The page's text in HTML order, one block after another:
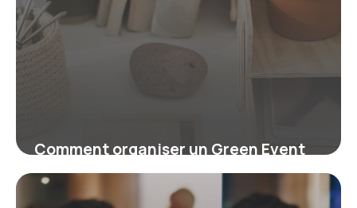
Comment organiser un Green Event
écoresponsable : conseils pour un
impact positif